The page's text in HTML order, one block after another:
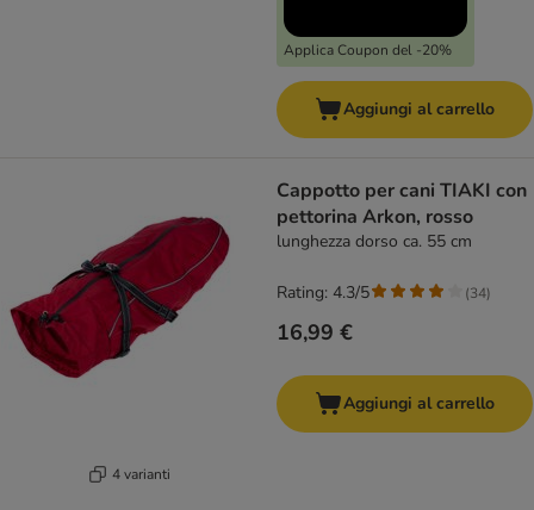
Applica Coupon del -20%
Aggiungi al carrello
4 varianti
Cappotto per cani TIAKI con
pettorina Arkon, rosso
lunghezza dorso ca. 55 cm
16,99 €
Rating: 4.3/5 (34)
Aggiungi al carrello